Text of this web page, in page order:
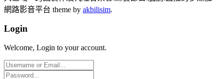
網路影音平台 theme by akbilisim.
Login
Welcome, Login to your account.